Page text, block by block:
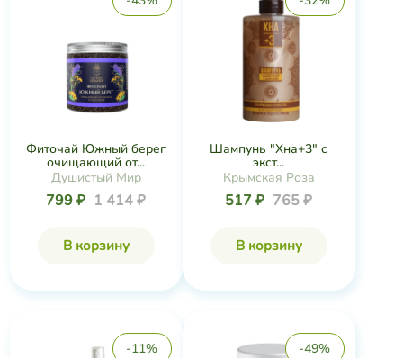
Фиточай Южный берег
очищающий от...
Душистый Мир
799 ₽ 1 414 ₽
В корзину
Шампунь "Хна+3" с
экст...
Крымская Роза
517 ₽ 765 ₽
В корзину
-11% -49%